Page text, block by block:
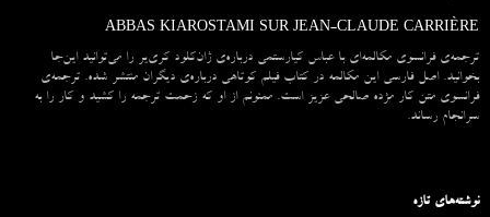
ABBAS KIAROSTAMI SUR JEAN-CLAUDE CARRIÈRE
ترجمه‌ی فرانسوی مکالمه‌ای با عباس کیارستمی درباره‌ی ژان‌کلود کری‌یر را می‌توانید این‌جا
بخوانید. اصل فارسی این مکالمه در کتاب فیلم کوتاهی درباره‌ی دیگران منتشر شده. ترجمه‌ی
فرانسوی متن کار مژده صالحی عزیز است. ممنونم از او که زحمت ترجمه را کشید و کار را به
سرانجام رساند.
نوشته‌های تازه